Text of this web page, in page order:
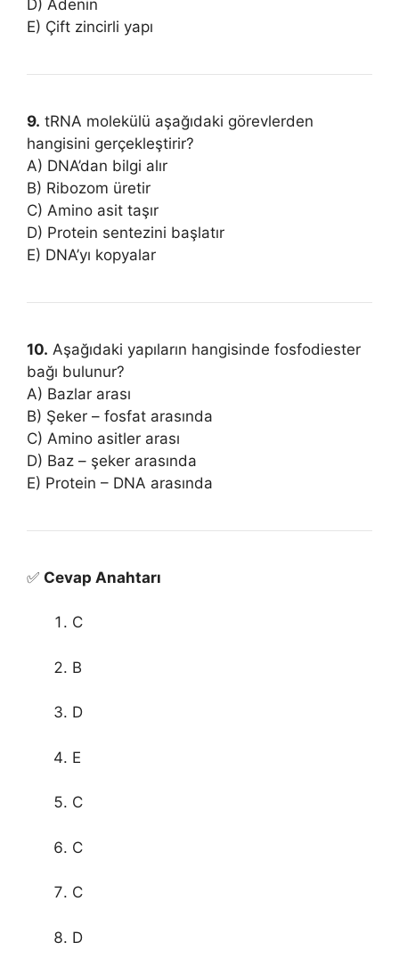
D) Adenin
E) Çift zincirli yapı
9. tRNA molekülü aşağıdaki görevlerden
hangisini gerçekleştirir?
A) DNA’dan bilgi alır
B) Ribozom üretir
C) Amino asit taşır
D) Protein sentezini başlatır
E) DNA’yı kopyalar
10. Aşağıdaki yapıların hangisinde fosfodiester
bağı bulunur?
A) Bazlar arası
B) Şeker – fosfat arasında
C) Amino asitler arası
D) Baz – şeker arasında
E) Protein – DNA arasında
✅ Cevap Anahtarı
C
B
D
E
C
C
C
D